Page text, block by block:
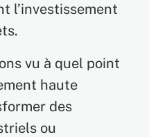
l’investissement
vu à quel point
haute
des
ou